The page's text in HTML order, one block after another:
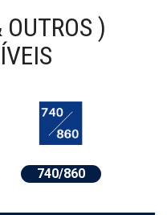
)
740/860